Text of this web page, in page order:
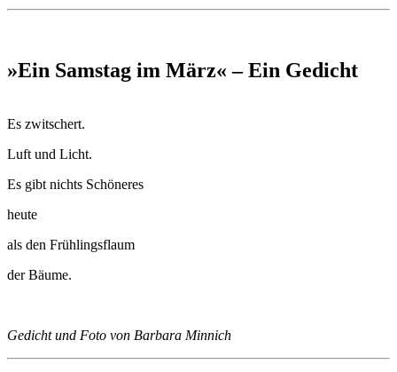
»Ein Samstag im März« – Ein Gedicht
Es zwitschert.
Luft und Licht.
Es gibt nichts Schöneres
heute
als den Frühlingsflaum
der Bäume.
Gedicht und Foto von Barbara Minnich